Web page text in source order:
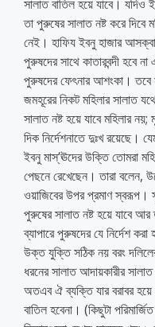
সালাত বাতিল হয়ে যাবে। যদিও
তা পুরুষের সালাত নষ্ট করে
নেই। হাফিয ইবনু হাজার
পুরুষদের সাথে কাতারবন্দী হবে
পুরুষদের ফেৎনার আশংকা। তবে
জমহূরের নিকট মহিলার সালাত
সালাত নষ্ট হয়ে যাবে মহিলার
দিক নির্দেশনাতে দুঃখ রয়েছে।
ইবনু মাস্‘ঊদের উক্তি তোমরা
পেছনে রেখেছেন। তারা বলেন,
ওয়াজিবের উপর প্রমাণ স্বরূপ।
পুরুষের সালাত নষ্ট হয়ে যাবে আর
ব্যাপারে পুরুষদের যে নির্দেশ
উক্ত যুক্তি সঠিক নয় বরং
ধরনের সালাত আদায়কারীর
অতএব ঐ ব্যক্তি যার বরাবর
বাতিল হবেনা। (কিছুটা